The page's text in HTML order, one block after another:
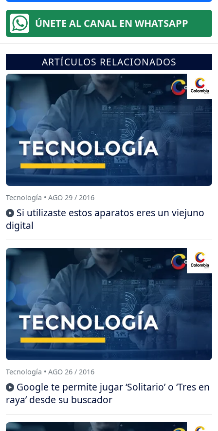
ÚNETE AL CANAL EN WHATSAPP
ARTÍCULOS RELACIONADOS
Tecnología • AGO 29 / 2016
Si utilizaste estos aparatos eres un viejuno
digital
Tecnología • AGO 26 / 2016
Google te permite jugar ‘Solitario’ o ‘Tres en
raya’ desde su buscador